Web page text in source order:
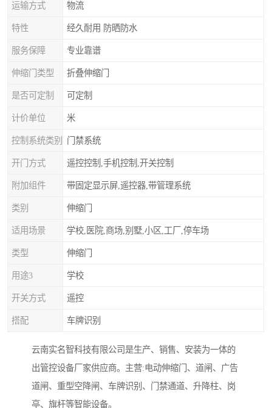
运输方式 物流
特性 经久耐用 防晒防水
服务保障 专业靠谱
伸缩门类型 折叠伸缩门
是否可定制 可定制
计价单位 米
控制系统类别 门禁系统
开门方式 遥控控制,手机控制,开关控制
附加组件 带固定显示屏,遥控器,带管理系统
类别 伸缩门
适用场景 学校,医院,商场,别墅,小区,工厂,停车场
类型 伸缩门
用途3 学校
开关方式 遥控
搭配 车牌识别
云南实名智科技有限公司是生产、销售、安装为一体的
出管控设备厂家供应商。主营:电动伸缩门、道闸、广告
道闸、重型空降闸、车牌识别、门禁通道、升降柱、岗
亭、旗杆等智能设备。